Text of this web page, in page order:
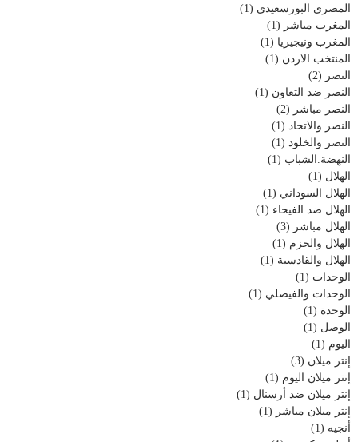
المصري البورسعيدي (1)
المغرب مباشر (1)
المغرب ونيجيريا (1)
المنتخب الاردن (1)
النصر (2)
النصر ضد التعاون (1)
النصر مباشر (2)
النصر والاتحاد (1)
النصر والخلود (1)
النهضة.الشباب (1)
الهلال (1)
الهلال السوداني (1)
الهلال ضد الفيحاء (1)
الهلال مباشر (3)
الهلال والحزم (1)
الهلال والقادسية (1)
الوحدات (1)
الوحدات والفيصلي (1)
الوحدة (1)
الوصل (1)
اليوم (1)
إنتر ميلان (3)
إنتر ميلان اليوم (1)
إنتر ميلان ضد أرسنال (1)
إنتر ميلان مباشر (1)
أنجيه (1)